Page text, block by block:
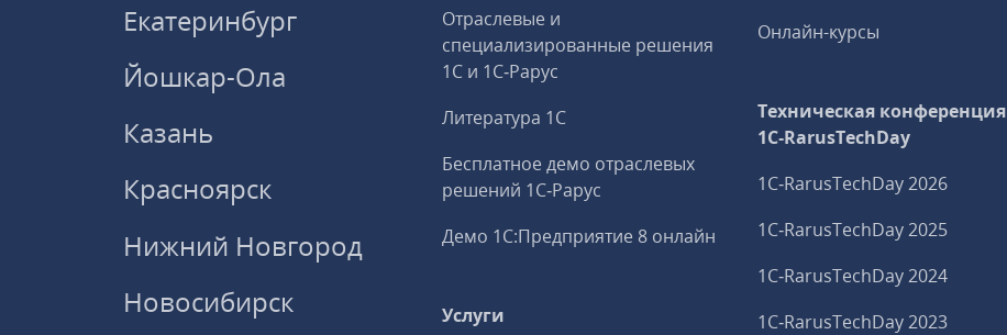
Екатеринбург
Йошкар-Ола
Казань
Красноярск
Нижний Новгород
Новосибирск
Отраслевые и
специализированные решения
1С и 1С‑Рарус
Литература 1С
Бесплатное демо отраслевых
решений 1С‑Рарус
Демо 1С:Предприятие 8 онлайн
Услуги
Онлайн-курсы
Техническая конференция
1C‑RarusTechDay
1C‑RarusTechDay 2026
1C‑RarusTechDay 2025
1C‑RarusTechDay 2024
1C‑RarusTechDay 2023